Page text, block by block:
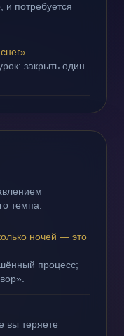
и потребуется
закрыть один
темпа.
ночей — это
процесс;
вы теряете